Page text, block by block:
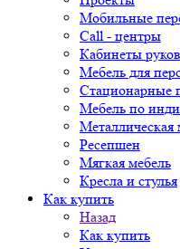
Мобильные
Call - центры
Кабинеты
Мебель для
Стационарные
Мебель по
Металлическая
Ресепшен
Мягкая мебель
Кресла и стулья
Как купить
Назад
Как купить